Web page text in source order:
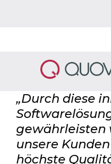
„Durch diese
gewährleisten
unsere
höchste